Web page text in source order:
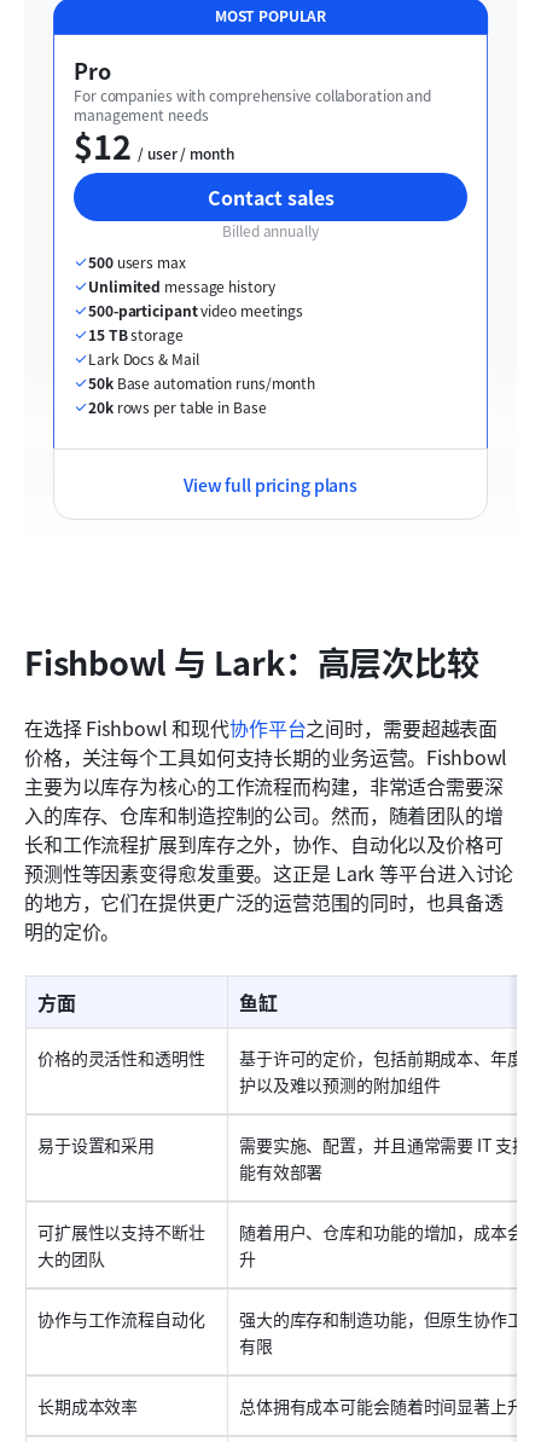
MOST POPULAR
Pro
For companies with comprehensive collaboration and
management needs
$12
  / user / month
Contact sales
Billed annually
500 users max
Unlimited message history
500-participant video meetings
15 TB storage
Lark Docs & Mail
50k Base automation runs/month
20k rows per table in Base
View full pricing plans
Fishbowl 与 Lark：高层次比较
在选择 Fishbowl 和现代协作平台之间时，需要超越表面
价格，关注每个工具如何支持长期的业务运营。Fishbowl
主要为以库存为核心的工作流程而构建，非常适合需要深
入的库存、仓库和制造控制的公司。然而，随着团队的增
长和工作流程扩展到库存之外，协作、自动化以及价格可
预测性等因素变得愈发重要。这正是 Lark 等平台进入讨论
的地方，它们在提供更广泛的运营范围的同时，也具备透
明的定价。
方面 鱼缸
价格的灵活性和透明性
基于许可的定价，包括前期成本、年度维
护以及难以预测的附加组件
易于设置和采用
需要实施、配置，并且通常需要 IT 支持
能有效部署
可扩展性以支持不断壮
大的团队
随着用户、仓库和功能的增加，成本会上
升
协作与工作流程自动化
强大的库存和制造功能，但原生协作工具
有限
长期成本效率 总体拥有成本可能会随着时间显著上升